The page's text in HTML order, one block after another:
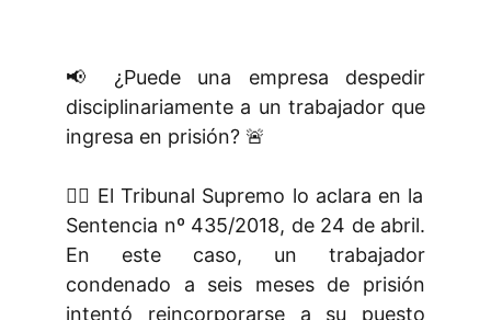
📢 ¿Puede una empresa despedir
disciplinariamente a un trabajador que
ingresa en prisión? 🚨
👩‍⚖️ El Tribunal Supremo lo aclara en la
Sentencia nº 435/2018, de 24 de abril.
En este caso, un trabajador
condenado a seis meses de prisión
intentó reincorporarse a su puesto